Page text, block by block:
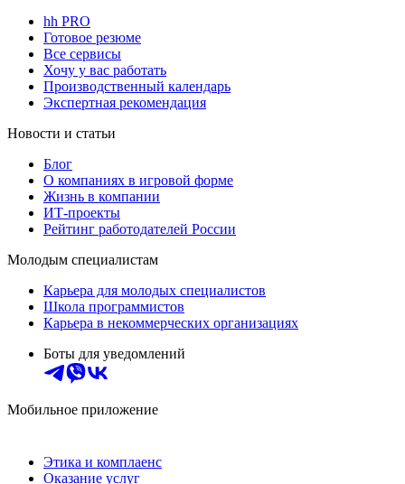
hh PRO
Готовое резюме
Все сервисы
Хочу у вас работать
Производственный календарь
Экспертная рекомендация
Новости и статьи
Блог
О компаниях в игровой форме
Жизнь в компании
ИТ-проекты
Рейтинг работодателей России
Молодым специалистам
Карьера для молодых специалистов
Школа программистов
Карьера в некоммерческих организациях
Боты для уведомлений
Мобильное приложение
Этика и комплаенс
Оказание услуг